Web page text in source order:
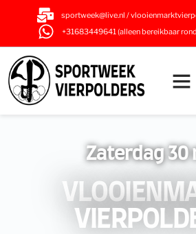
sportweek@live.nl /
+31683449641 (alleen bereikbaar
Zaterdag 30